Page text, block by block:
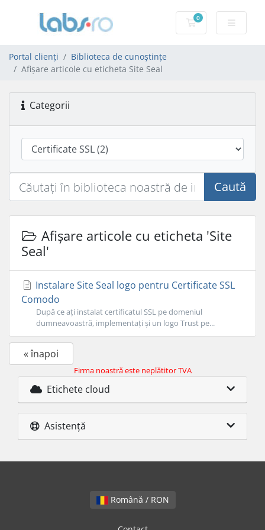
0
Coș de
Portal clienți
Biblioteca de cunoștințe
Afișare articole cu eticheta Site Seal
Categorii
Caută
Afișare articole cu eticheta 'Site
Seal'
Instalare Site Seal logo pentru Certificate SSL
Comodo
După ce ați instalat certificatul SSL pe domeniul
dumneavoastră, implementați și un logo Trust pe...
« înapoi
Firma noastră este neplătitor TVA
Etichete cloud
Asistență
Română / RON